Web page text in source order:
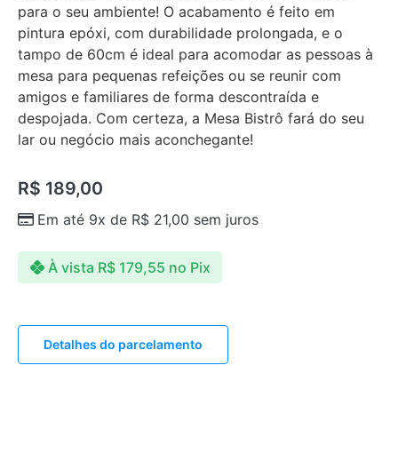
para o seu ambiente! O acabamento é feito em
pintura epóxi, com durabilidade prolongada, e o
tampo de 60cm é ideal para acomodar as pessoas à
mesa para pequenas refeições ou se reunir com
amigos e familiares de forma descontraída e
despojada. Com certeza, a Mesa Bistrô fará do seu
lar ou negócio mais aconchegante!
R$ 189,00
Em até 9x de R$ 21,00 sem juros
À vista R$179,55 no Pix
Detalhes do parcelamento